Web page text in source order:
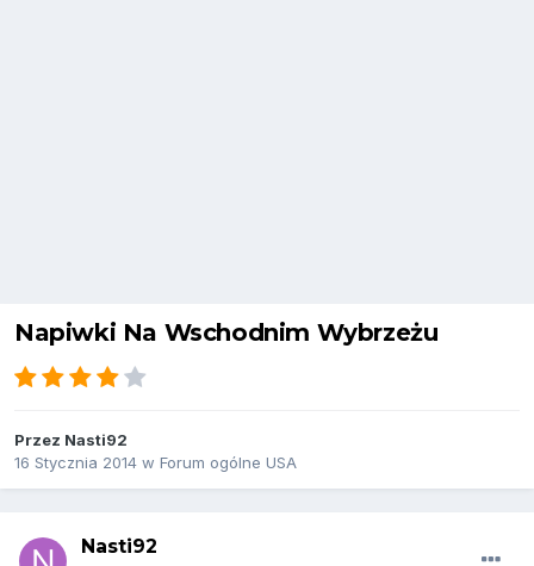
Napiwki Na Wschodnim Wybrzeżu
Przez Nasti92
16 Stycznia 2014 w Forum ogólne USA
Nasti92